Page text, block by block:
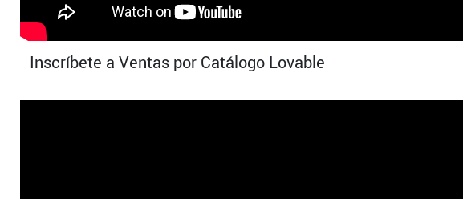
Inscríbete a Ventas por Catálogo Lovable